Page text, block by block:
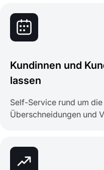
Kundinnen und
lassen
Self-Service rund um
Überschneidungen und